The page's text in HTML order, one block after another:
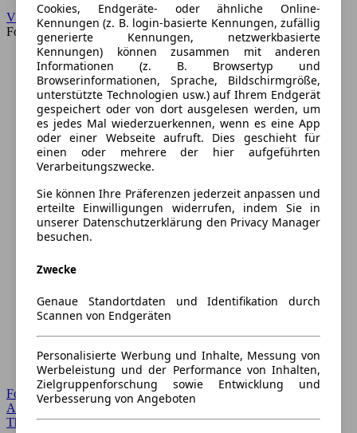
VW
Forum
Forum Startseite
Alle Auto-Foren
Themen-Forum
Cookies, Endgeräte- oder ähnliche Online-
Kennungen (z. B. login-basierte Kennungen, zufällig
generierte Kennungen, netzwerkbasierte
Kennungen) können zusammen mit anderen
Informationen (z. B. Browsertyp und
Browserinformationen, Sprache, Bildschirmgröße,
unterstützte Technologien usw.) auf Ihrem Endgerät
gespeichert oder von dort ausgelesen werden, um
es jedes Mal wiederzuerkennen, wenn es eine App
oder einer Webseite aufruft. Dies geschieht für
einen oder mehrere der hier aufgeführten
Verarbeitungszwecke.
Sie können Ihre Präferenzen jederzeit anpassen und
erteilte Einwilligungen widerrufen, indem Sie in
unserer Datenschutzerklärung den Privacy Manager
besuchen.
Zwecke
Genaue Standortdaten und Identifikation durch
Scannen von Endgeräten
Personalisierte Werbung und Inhalte, Messung von
Werbeleistung und der Performance von Inhalten,
Zielgruppenforschung sowie Entwicklung und
Verbesserung von Angeboten